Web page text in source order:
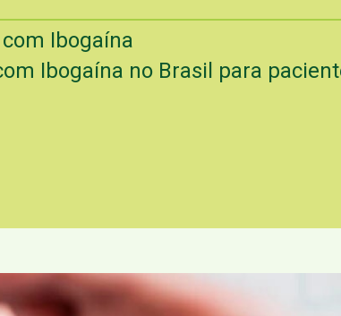
Ibogaína
Ibogaína no Brasil para